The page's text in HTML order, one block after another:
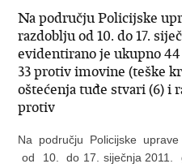
Na području Policijske
razdoblju od 10. do 17.
evidentirano je ukupno
33 protiv imovine (teške
oštećenja tuđe stvari (6) i
protiv
Na području Policijske
od 10. do 17. siječnja 2011.